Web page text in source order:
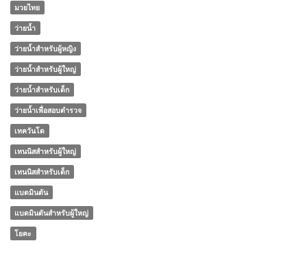
มวยไทย
ว่ายน้ำ
ว่ายน้ำสำหรับผู้หญิง
ว่ายน้ำสำหรับผู้ใหญ่
ว่ายน้ำสำหรับเด็ก
ว่ายน้ำเพื่อสอบตำรวจ
เทควันโด
เทนนิสสำหรับผู้ใหญ่
เทนนิสสำหรับเด็ก
แบดมินตัน
แบดมินตันสำหรับผู้ใหญ่
โยคะ